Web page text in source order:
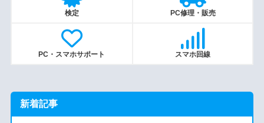
検定 PC修理・販売
PC・スマホサポート スマホ回線
新着記事